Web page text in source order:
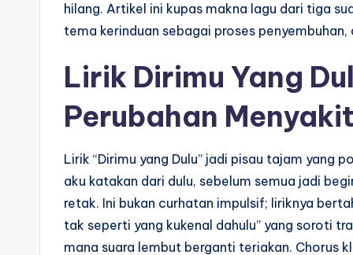
hilang. Artikel ini kupas makna lagu dari tiga
tema kerinduan sebagai proses
Lirik Dirimu Yang
Perubahan
Lirik “Dirimu yang Dulu” jadi pisau tajam yang
aku katakan dari dulu, sebelum semua jadi
retak. Ini bukan curhatan impulsif; liriknya
tak seperti yang kukenal dahulu” yang soroti
mana suara lembut berganti teriakan. Chorus